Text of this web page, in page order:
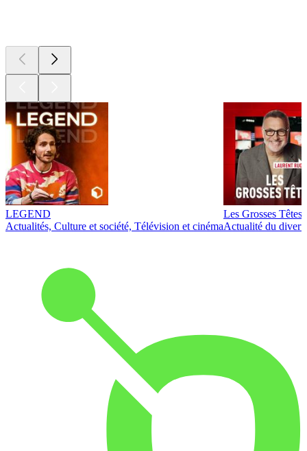
LEGEND
Actualités, Culture et société, Télévision et cinéma
Les Grosses Têtes
Actualité du